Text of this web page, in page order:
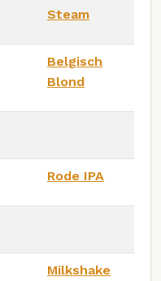
Steam
Belgisch
Blond
Rode IPA
Milkshake